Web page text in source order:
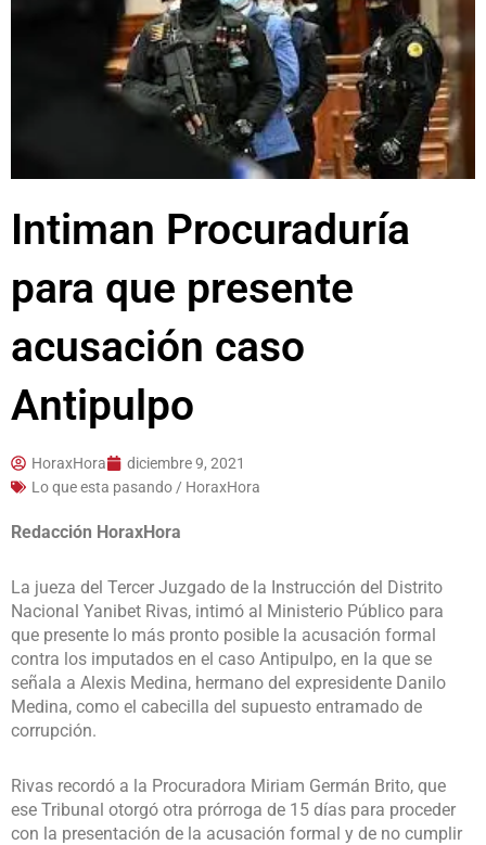
Intiman Procuraduría
para que presente
acusación caso
Antipulpo
HoraxHora
diciembre 9, 2021
Lo que esta pasando / HoraxHora
Redacción HoraxHora
La jueza del Tercer Juzgado de la Instrucción del Distrito
Nacional Yanibet Rivas, intimó al Ministerio Público para
que presente lo más pronto posible la acusación formal
contra los imputados en el caso Antipulpo, en la que se
señala a Alexis Medina, hermano del expresidente Danilo
Medina, como el cabecilla del supuesto entramado de
corrupción.
Rivas recordó a la Procuradora Miriam Germán Brito, que
ese Tribunal otorgó otra prórroga de 15 días para proceder
con la presentación de la acusación formal y de no cumplir